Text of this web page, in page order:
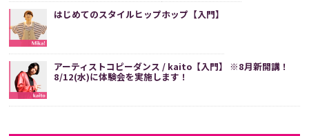
はじめてのスタイルヒップホップ【入門】
アーティストコピーダンス / kaito【入門】 ※8月新開講！
8/12(水)に体験会を実施します！